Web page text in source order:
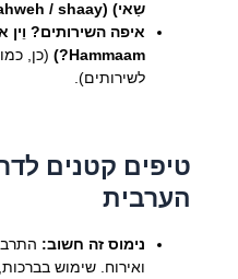
שַאי) (Biddi… may / qahweh / shaay)
איפה השירותים?
Hammaam?)
(כן,
לשירותים).
טיפים קטנים
הערבית
נימוס זה חשוב:
ואירוח. שימוש